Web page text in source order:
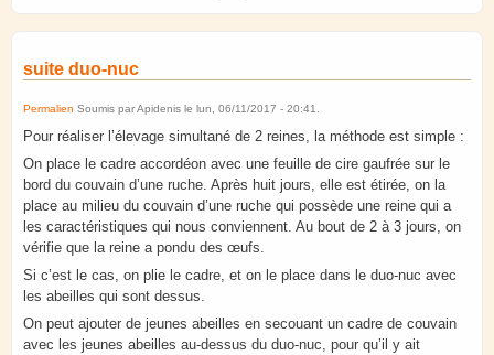
suite duo-nuc
Permalien Soumis parApidenis le lun, 06/11/2017 - 20:41
Pour réaliser l’élevage simultané de 2 reines, la méthode est simple :
On place le cadre accordéon avec une feuille de cire gaufrée sur le
bord du couvain d’une ruche. Après huit jours, elle est étirée, on la
place au milieu du couvain d’une ruche qui possède une reine qui a
les caractéristiques qui nous conviennent. Au bout de 2 à 3 jours, on
vérifie que la reine a pondu des œufs.
Si c’est le cas, on plie le cadre, et on le place dans le duo-nuc avec
les abeilles qui sont dessus.
On peut ajouter de jeunes abeilles en secouant un cadre de couvain
avec les jeunes abeilles au-dessus du duo-nuc, pour qu’il y ait